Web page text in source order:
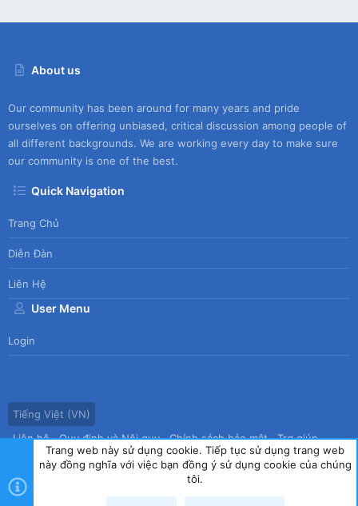
About us
Our community has been around for many years and pride
ourselves on offering unbiased, critical discussion among people of
all different backgrounds. We are working every day to make sure
our community is one of the best.
Quick Navigation
Trang Chủ
Diễn Đàn
Liên Hệ
User Menu
Login
Tiếng Việt (VN)
Liên hệ
Quy định và Nội quy Chính sách bảo mật
Trợ giúp
Trang chủ
R
Trang web này sử dụng cookie. Tiếp tục sử dụng trang web
này đồng nghĩa với việc bạn đồng ý sử dụng cookie của chúng
tôi.